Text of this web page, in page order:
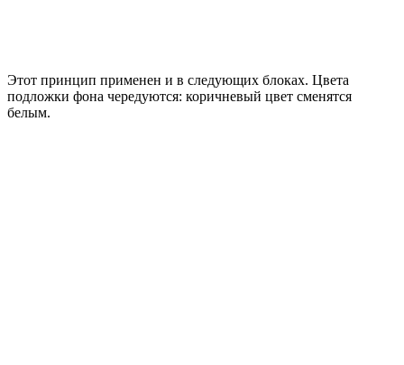
Этот принцип применен и в следующих блоках. Цвета
подложки фона чередуются: коричневый цвет сменятся
белым.